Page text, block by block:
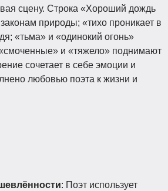
сцену. Строка «Хороший дождь
природы; «тихо проникает в
«тьма» и «одинокий огонь»
и «тяжело» поднимают
сочетает в себе эмоции и
любовью поэта к жизни и
: Поэт использует